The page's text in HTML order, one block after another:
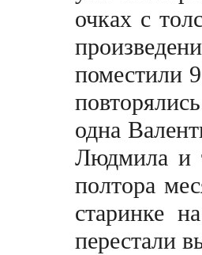
очках с
поместили
одна
Людмила и
полтора
старинке
перестали